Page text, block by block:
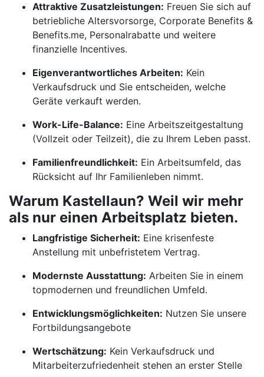
Attraktive Zusatzleistungen: Freuen Sie sich auf
betriebliche Altersvorsorge, Corporate Benefits &
Benefits.me, Personalrabatte und weitere
finanzielle Incentives.
Eigenverantwortliches Arbeiten: Kein
Verkaufsdruck und Sie entscheiden, welche
Geräte verkauft werden.
Work-Life-Balance: Eine Arbeitszeitgestaltung
(Vollzeit oder Teilzeit), die zu Ihrem Leben passt.
Familienfreundlichkeit: Ein Arbeitsumfeld, das
Rücksicht auf Ihr Familienleben nimmt.
Warum Kastellaun? Weil wir mehr
als nur einen Arbeitsplatz bieten.
Langfristige Sicherheit: Eine krisenfeste
Anstellung mit unbefristetem Vertrag.
Modernste Ausstattung: Arbeiten Sie in einem
topmodernen und freundlichen Umfeld.
Entwicklungsmöglichkeiten: Nutzen Sie unsere
Fortbildungsangebote
Wertschätzung: Kein Verkaufsdruck und
Mitarbeiterzufriedenheit stehen an erster Stelle